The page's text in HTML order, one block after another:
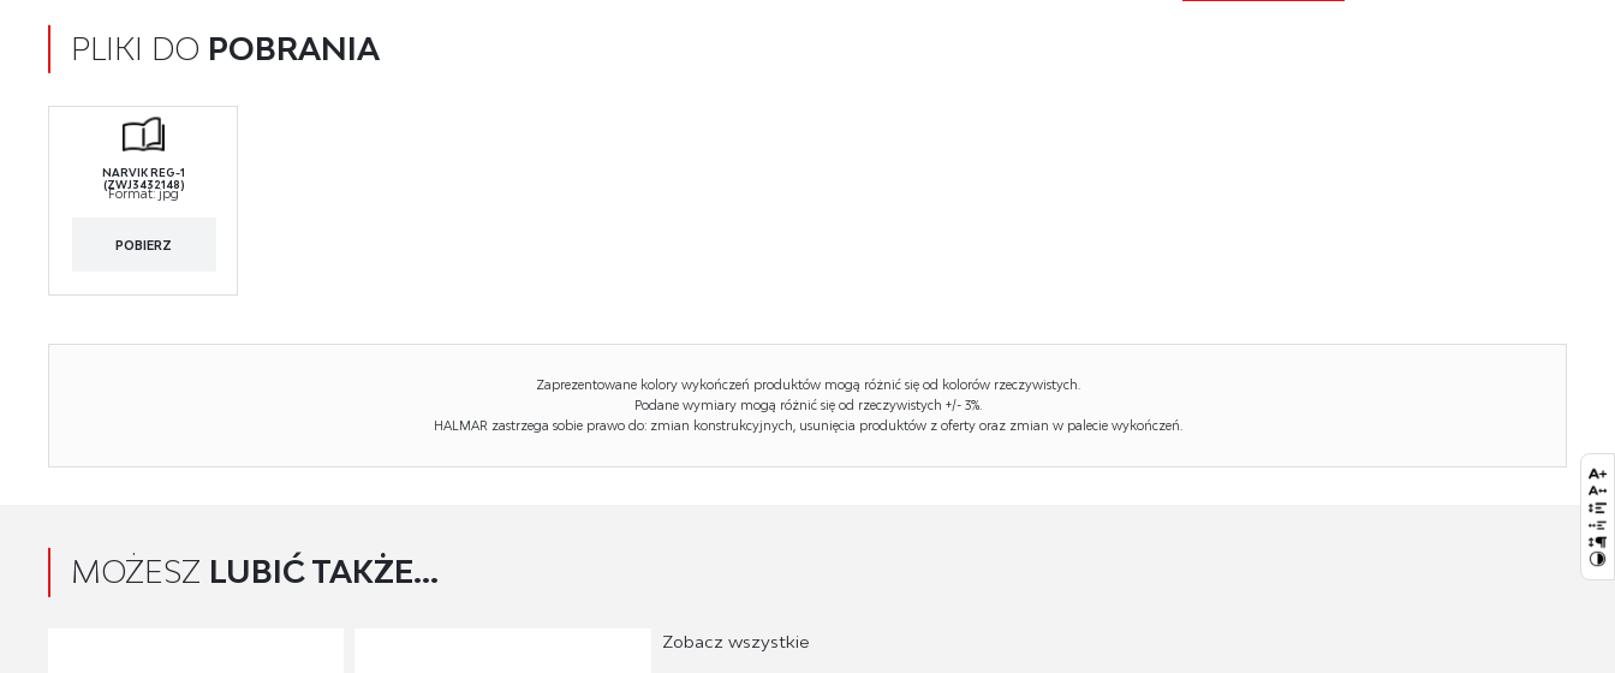
Objętość: 0.023
PLIKI DO POBRANIA
NARVIK REG-1
(ZWJ3432148)
Format:jpg
POBIERZ
Zaprezentowane kolory wykończeń produktów mogą różnić się od kolorów rzeczywistych.
Podane wymiary mogą różnić się od rzeczywistych +/- 3%.
HALMAR zastrzega sobie prawo do: zmian konstrukcyjnych, usunięcia produktów z oferty oraz zmian w palecie wykończeń.
MOŻESZ LUBIĆ TAKŻE...
Zobacz wszystkie